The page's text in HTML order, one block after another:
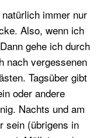
immer nur
Also, wenn ich
gehe ich durch
nach vergessenen
Tagsüber gibt
oder andere
Nachts und am
sein (übrigens in